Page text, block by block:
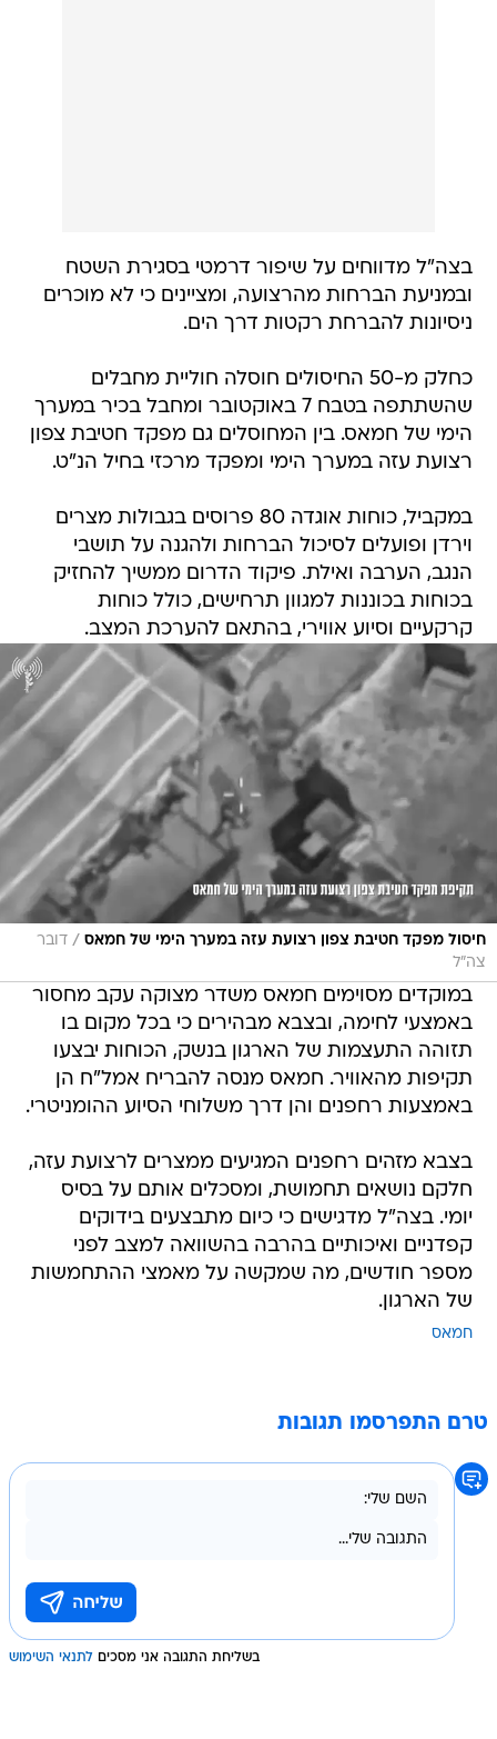
בצה"ל מדווחים על שיפור דרמטי בסגירת השטח
ובמניעת הברחות מהרצועה, ומציינים כי לא מוכרים
ניסיונות להברחת רקטות דרך הים.
כחלק מ-50 החיסולים חוסלה חוליית מחבלים
שהשתתפה בטבח 7 באוקטובר ומחבל בכיר במערך
הימי של חמאס. בין המחוסלים גם מפקד חטיבת צפון
רצועת עזה במערך הימי ומפקד מרכזי בחיל הנ"ט.
במקביל, כוחות אוגדה 80 פרוסים בגבולות מצרים
וירדן ופועלים לסיכול הברחות ולהגנה על תושבי
הנגב, הערבה ואילת. פיקוד הדרום ממשיך להחזיק
בכוחות בכוננות למגוון תרחישים, כולל כוחות
קרקעיים וסיוע אווירי, בהתאם להערכת המצב.
חיסול מפקד חטיבת צפון רצועת עזה במערך הימי של חמאס / דובר
צה"ל
במוקדים מסוימים חמאס משדר מצוקה עקב מחסור
באמצעי לחימה, ובצבא מבהירים כי בכל מקום בו
תזוהה התעצמות של הארגון בנשק, הכוחות יבצעו
תקיפות מהאוויר. חמאס מנסה להבריח אמל"ח הן
באמצעות רחפנים והן דרך משלוחי הסיוע ההומניטרי.
בצבא מזהים רחפנים המגיעים ממצרים לרצועת עזה,
חלקם נושאים תחמושת, ומסכלים אותם על בסיס
יומי. בצה"ל מדגישים כי כיום מתבצעים בידוקים
קפדניים ואיכותיים בהרבה בהשוואה למצב לפני
מספר חודשים, מה שמקשה על מאמצי ההתחמשות
של הארגון.
חמאס
טרם התפרסמו תגובות
בשליחת התגובה אני מסכים לתנאי השימוש